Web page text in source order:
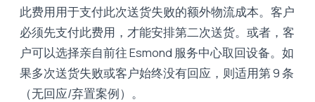
此费用用于支付此次送货失败的额外物流成本。客户
必须先支付此费用，才能安排第二次送货。或者，客
户可以选择亲自前往 Esmond 服务中心取回设备。如
果多次送货失败或客户始终没有回应，则适用第 9 条
（无回应/弃置案例）。